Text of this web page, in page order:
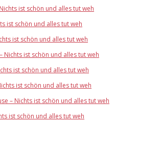
ist schön und alles tut weh
ist schön und alles tut weh
ist schön und alles tut weh
Nichts ist schön und alles tut weh
ist schön und alles tut weh
ist schön und alles tut weh
– Nichts ist schön und alles tut weh
ist schön und alles tut weh